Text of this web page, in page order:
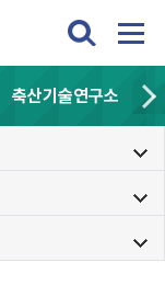
축산기술연구소